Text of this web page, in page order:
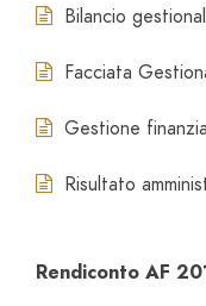
Bilancio
Facciata
Gestione
Risultato
Rendiconto AF